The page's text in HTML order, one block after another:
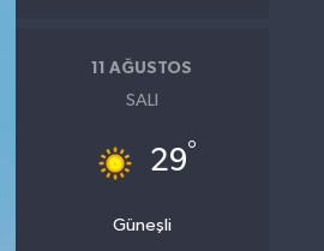
11 AĞUSTOS
SALI
29°
Güneşli